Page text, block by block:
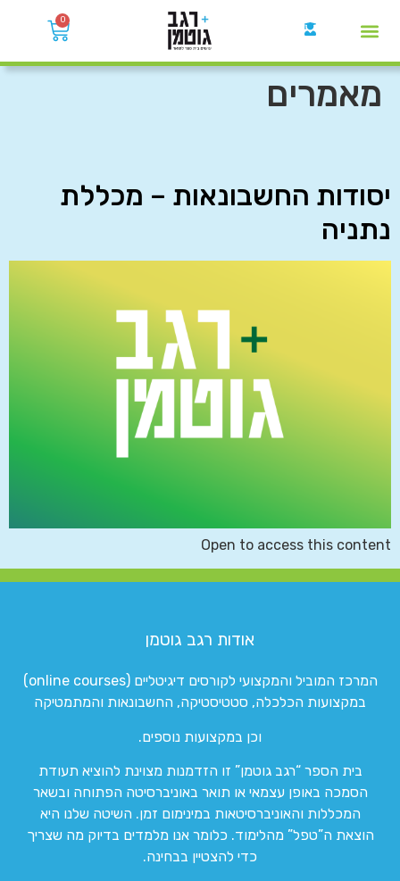
0
מאמרים
יסודות החשבונאות – מכללת
נתניה
Open to access this content
אודות רגב גוטמן
המרכז המוביל והמקצועי לקורסים דיגיטליים (online courses)
במקצועות הכלכלה, סטטיסטיקה, החשבונאות והמתמטיקה
וכן במקצועות נוספים.
בית הספר “רגב גוטמן” זו הזדמנות מצוינת להוציא תעודת
הסמכה באופן עצמאי או תואר באוניברסיטה הפתוחה ובשאר
המכללות והאוניברסיטאות במינימום זמן. השיטה שלנו היא
הוצאת ה”טפל” מהלימוד. כלומר אנו מלמדים בדיוק מה שצריך
כדי להצטיין בבחינה.